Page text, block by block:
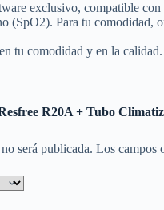
exclusivo, compatible
(SpO2). Para tu comodidad,
tu comodidad y en la
R20A + Tubo
será publicada. Los campos